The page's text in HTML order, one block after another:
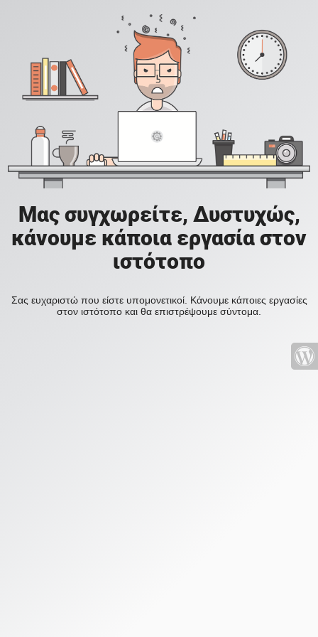
Μας συγχωρείτε, Δυστυχώς,
κάνουμε κάποια εργασία στον
ιστότοπο
Σας ευχαριστώ που είστε υπομονετικοί. Κάνουμε κάποιες εργασίες
στον ιστότοπο και θα επιστρέψουμε σύντομα.